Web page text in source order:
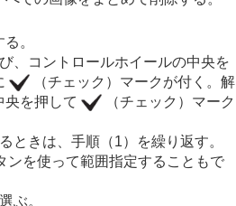
画像をコピーする（コピー）
で削除する（削除）
除
像を見る
。
、コントロールホイールの中央を
（チェック）マークが付く。解
央を押して
（チェック）マーク
ときは、手順（1）を繰り返す。
ンを使って範囲指定することもで
ぶ。